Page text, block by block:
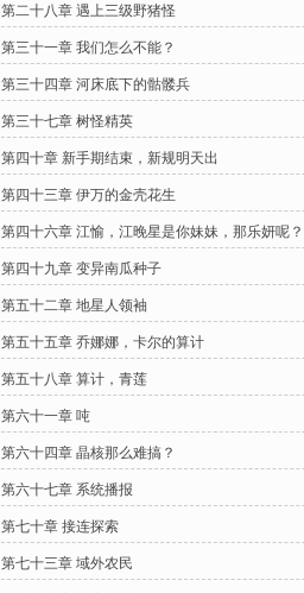
第二十八章 遇上三级野猪怪
第三十一章 我们怎么不能？
第三十四章 河床底下的骷髅兵
第三十七章 树怪精英
第四十章 新手期结束，新规明天出
第四十三章 伊万的金壳花生
第四十六章 江愉，江晚星是你妹妹，那乐妍呢？
第四十九章 变异南瓜种子
第五十二章 地星人领袖
第五十五章 乔娜娜，卡尔的算计
第五十八章 算计，青莲
第六十一章 吨
第六十四章 晶核那么难搞？
第六十七章 系统播报
第七十章 接连探索
第七十三章 域外农民